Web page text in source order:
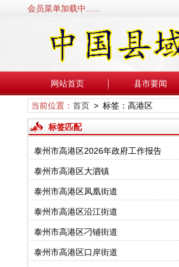
会员菜单加载中......
网站首页 县市要闻
当前位置： 首页> 标签：高港区
标签匹配
泰州市高港区2026年政府工作报告
泰州市高港区大泗镇
泰州市高港区凤凰街道
泰州市高港区沿江街道
泰州市高港区刁铺街道
泰州市高港区口岸街道